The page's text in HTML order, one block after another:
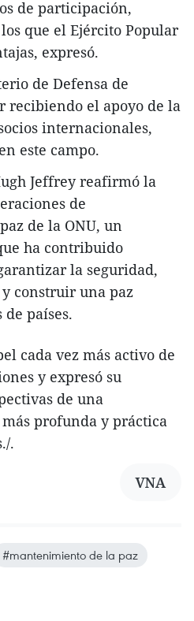
de participación,
que el Ejército Popular
expresó.
de Defensa de
recibiendo el apoyo de la
internacionales,
este campo.
Jeffrey reafirmó la
de
de la ONU, un
ha contribuido
la seguridad,
construir una paz
países.
cada vez más activo de
y expresó su
de una
profunda y práctica
.
VNA
#mantenimiento de la paz